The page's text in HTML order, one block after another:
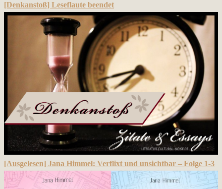
[Denkanstoß] Leseflaute beendet
[Ausgelesen] Jana Himmel: Verflixt und unsichtbar – Folge 1-3